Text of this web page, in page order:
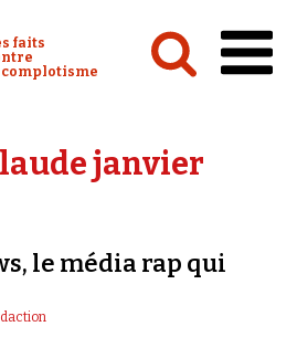
Watch :
faits
complotisme
janvier
le média rap qui